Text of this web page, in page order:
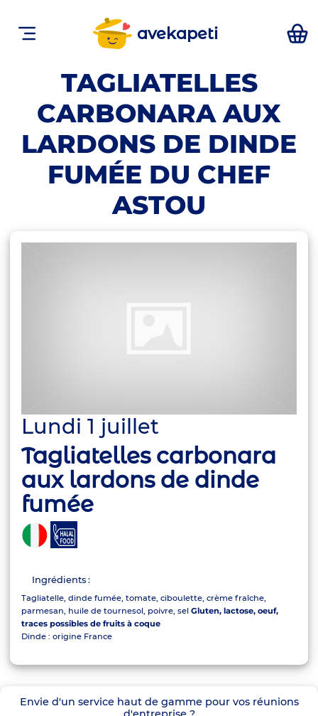
avekapeti
TAGLIATELLES
CARBONARA AUX
LARDONS DE DINDE
FUMÉE DU CHEF
ASTOU
Lundi 1 juillet
Tagliatelles carbonara
aux lardons de dinde
fumée
Ingrédients :
Tagliatelle, dinde fumée, tomate, ciboulette, crème fraîche,
parmesan, huile de tournesol, poivre, selGluten, lactose, oeuf,
traces possibles de fruits à coque
Dinde : origine France
Envie d'un service haut de gamme pour vos réunions